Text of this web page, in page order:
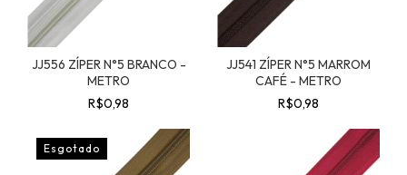
JJ556 ZÍPER N°5 BRANCO -
METRO
R$0,98
JJ541 ZÍPER N°5 MARROM
CAFÉ - METRO
R$0,98
Esgotado